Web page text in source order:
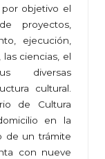
objetivo el
proyectos,
ejecución,
ciencias, el
diversas
cultural.
de Cultura
en la
de un trámite
con nueve